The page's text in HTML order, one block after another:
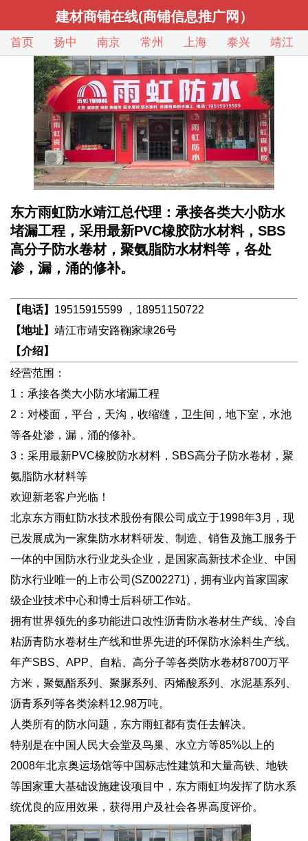
建材商铺在线(商铺信息推广网）
首页 扬中 南京 常州 上海 泰兴 靖江
东方雨虹防水靖江总代理：承接各类大小防水
堵漏工程，采用最新PVC橡胶防水材料，SBS
高分子防水卷材，聚氨脂防水材料等，各处
渗，漏，涌的修补。
【电话】 19515915599 ，18951150722
【地址】 靖江市靖安路鞠家埭26号
【介绍】
经营范围：
1：承接各类大小防水堵漏工程
2：对楼面，平台，天沟，收缩缝，卫生间，地下室，水池
等各处渗，漏，涌的修补。
3：采用最新PVC橡胶防水材料，SBS高分子防水卷材，聚
氨脂防水材料等
欢迎新老客户光临！
北京东方雨虹防水技术股份有限公司成立于1998年3月，现
已发展成为一家集防水材料研发、制造、销售及施工服务于
一体的中国防水行业龙头企业，是国家高新技术企业、中国
防水行业唯一的上市公司(SZ002271)，拥有业内首家国家
级企业技术中心和博士后科研工作站。
拥有世界领先的多功能进口改性沥青防水卷材生产线、冷自
粘沥青防水卷材生产线和世界先进的环保防水涂料生产线。
年产SBS、APP、自粘、高分子等各类防水卷材8700万平
方米，聚氨酯系列、聚脲系列、丙烯酸系列、水泥基系列、
沥青系列等各类涂料12.98万吨。
人类所有的防水问题，东方雨虹都有责任去解决。
特别是在中国人民大会堂及鸟巢、水立方等85%以上的
2008年北京奥运场馆等中国标志性建筑和大量高铁、地铁
等国家重大基础设施建设项目中，东方雨虹均发挥了防水系
统优良的应用效果，获得用户及社会各界高度评价。